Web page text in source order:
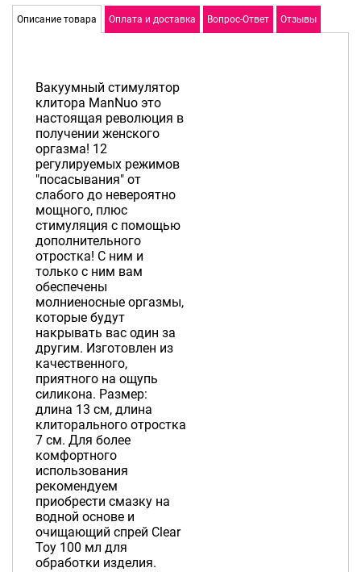
Описание товара Оплата и доставка Вопрос-Ответ Отзывы
Вакуумный стимулятор
клитора ManNuo это
настоящая революция в
получении женского
оргазма! 12
регулируемых режимов
"посасывания" от
слабого до невероятно
мощного, плюс
стимуляция с помощью
дополнительного
отростка! С ним и
только с ним вам
обеспечены
молниеносные оргазмы,
которые будут
накрывать вас один за
другим. Изготовлен из
качественного,
приятного на ощупь
силикона. Размер:
длина 13 см, длина
клиторального отростка
7 см. Для более
комфортного
использования
рекомендуем
приобрести смазку на
водной основе и
очищающий спрей Clear
Toy 100 мл для
обработки изделия.